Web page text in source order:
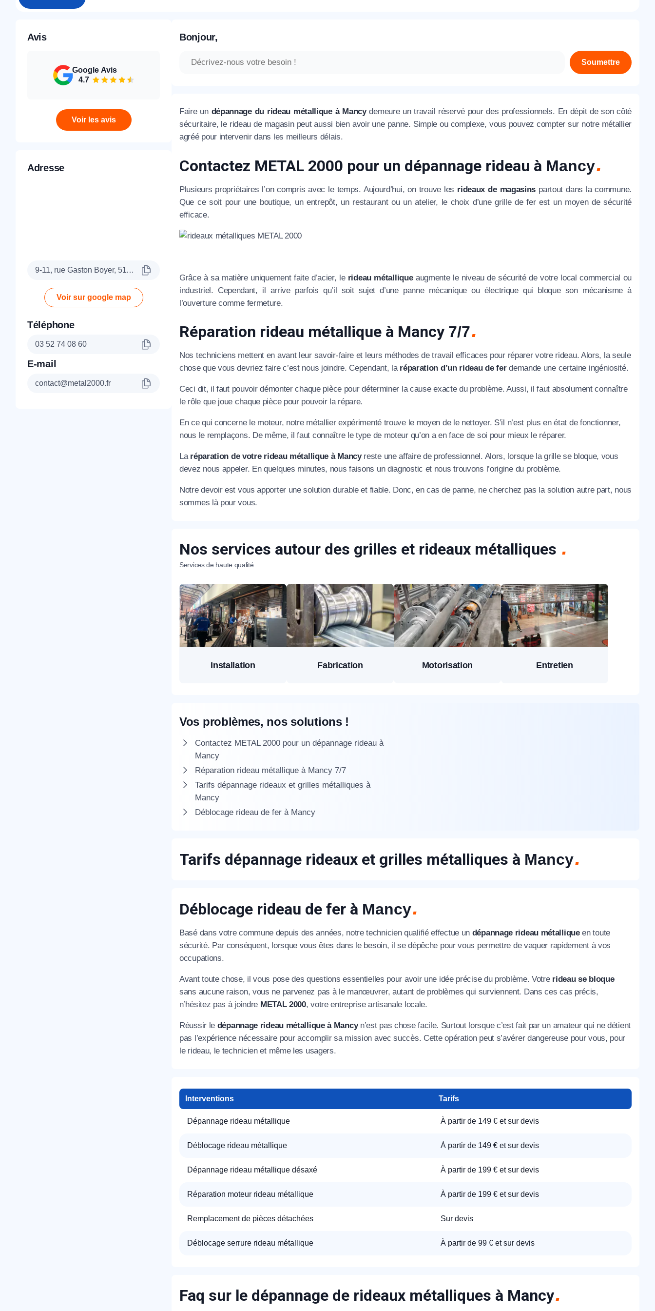
Avis
Google Avis
4.7
Voir les avis
Adresse
9-11, rue Gaston Boyer, 51100 Reims
Voir sur google map
Téléphone
03 52 74 08 60
E-mail
contact@metal2000.fr
Bonjour,
Soumettre
Faire un dépannage du rideau métallique à Mancydemeure un travail réservé pour des professionnels. En dépit de son côté
sécuritaire, le rideau de magasin peut aussi bien avoir une panne. Simple ou complexe, vous pouvez compter sur notre métallier
agréé pour intervenir dans les meilleurs délais.
Contactez METAL 2000 pour un dépannage rideau à Mancy
Plusieurs propriétaires l’on compris avec le temps. Aujourd’hui, on trouve les rideaux de magasins partout dans la commune.
Que ce soit pour une boutique, un entrepôt, un restaurant ou un atelier, le choix d’une grille de fer est un moyen de sécurité
efficace.
Grâce à sa matière uniquement faite d’acier, le rideau métalliqueaugmente le niveau de sécurité de votre local commercial ou
industriel. Cependant, il arrive parfois qu’il soit sujet d’une panne mécanique ou électrique qui bloque son mécanisme à
l’ouverture comme fermeture.
Réparation rideau métallique à Mancy 7/7
Nos techniciens mettent en avant leur savoir-faire et leurs méthodes de travail efficaces pour réparer votre rideau. Alors, la seule
chose que vous devriez faire c’est nous joindre. Cependant, laréparation d’un rideau de ferdemande une certaine ingéniosité.
Ceci dit, il faut pouvoir démonter chaque pièce pour déterminer la cause exacte du problème. Aussi, il faut absolument connaître
le rôle que joue chaque pièce pour pouvoir la répare.
En ce qui concerne le moteur, notre métallier expérimenté trouve le moyen de le nettoyer. S’il n’est plus en état de fonctionner,
nous le remplaçons. De même, il faut connaître le type de moteur qu’on a en face de soi pour mieux le réparer.
La réparation de votre rideau métallique à Mancyreste une affaire de professionnel. Alors, lorsque la grille se bloque, vous
devez nous appeler. En quelques minutes, nous faisons un diagnostic et nous trouvons l’origine du problème.
Notre devoir est vous apporter une solution durable et fiable. Donc, en cas de panne, ne cherchez pas la solution autre part, nous
sommes là pour vous.
Nos services autour des grilles et rideaux métalliques
Services de haute qualité
Installation Fabrication Motorisation Entretien
Vos problèmes, nos solutions !
Contactez METAL 2000 pour un dépannage rideau à
Mancy
Réparation rideau métallique à Mancy 7/7
Tarifs dépannage rideaux et grilles métalliques à
Mancy
Déblocage rideau de fer à Mancy
Tarifs dépannage rideaux et grilles métalliques à Mancy
Déblocage rideau de fer à Mancy
Basé dans votre commune depuis des années, notre technicien qualifié effectue un dépannage rideau métalliqueen toute
sécurité. Par conséquent, lorsque vous êtes dans le besoin, il se dépêche pour vous permettre de vaquer rapidement à vos
occupations.
Avant toute chose, il vous pose des questions essentielles pour avoir une idée précise du problème. Votre rideau se bloque
sans aucune raison, vous ne parvenez pas à le manœuvrer, autant de problèmes qui surviennent. Dans ces cas précis,
n’hésitez pas à joindre METAL 2000, votre entreprise artisanale locale.
Réussir le dépannage rideau métallique à Mancyn’est pas chose facile. Surtout lorsque c’est fait par un amateur qui ne détient
pas l’expérience nécessaire pour accomplir sa mission avec succès. Cette opération peut s’avérer dangereuse pour vous, pour
le rideau, le technicien et même les usagers.
Interventions Tarifs
Dépannage rideau métallique À partir de 149 € et sur devis
Déblocage rideau métallique À partir de 149 € et sur devis
Dépannage rideau métallique désaxé À partir de 199 € et sur devis
Réparation moteur rideau métallique À partir de 199 € et sur devis
Remplacement de pièces détachées Sur devis
Déblocage serrure rideau métallique À partir de 99 € et sur devis
Faq sur le dépannage de rideaux métalliques à Mancy
Nous vous remercions pour
Nom Prénom
Code Postal
* Champs obligatoires pour traiter votre demande.